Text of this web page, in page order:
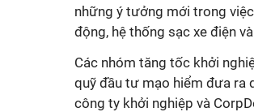
những ý tưởng mới trong
động, hệ thống sạc xe điện
Các nhóm tăng tốc khởi
quỹ đầu tư mạo hiểm đưa ra
công ty khởi nghiệp và